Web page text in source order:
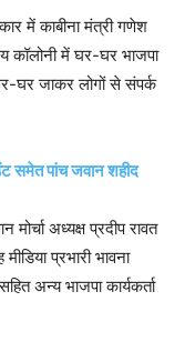
में काबीना मंत्री गणेश
कॉलोनी में घर-घर भाजपा
घर जाकर लोगों से संपर्क
समेत पांच जवान शहीद
अध्यक्ष प्रदीप रावत
प्रभारी भावना
अन्य भाजपा कार्यकर्ता